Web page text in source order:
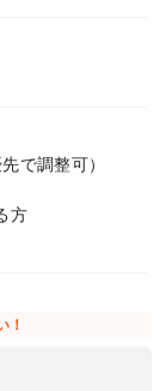
で調整可）
方
！